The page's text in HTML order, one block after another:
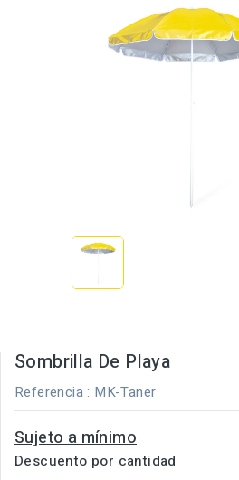
Sombrilla De Playa
Referencia : MK-Taner
Sujeto a mínimo
Descuento por cantidad